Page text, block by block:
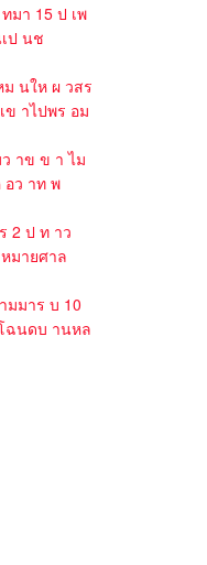
มา 15 ป เพ
ป นช
ม นให ผ วสร
ข าไปพร อม
าข ข า ไม
อว าท พ
2 ป ท าว
มายศาล
มมาร บ 10
ฉนดบ านหล